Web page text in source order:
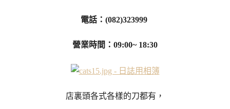
電話：(082)323999
營業時間：09:00~ 18:30
店裏頭各式各樣的刀都有，